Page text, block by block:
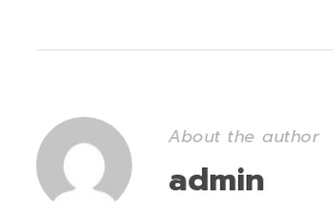
About the author
admin